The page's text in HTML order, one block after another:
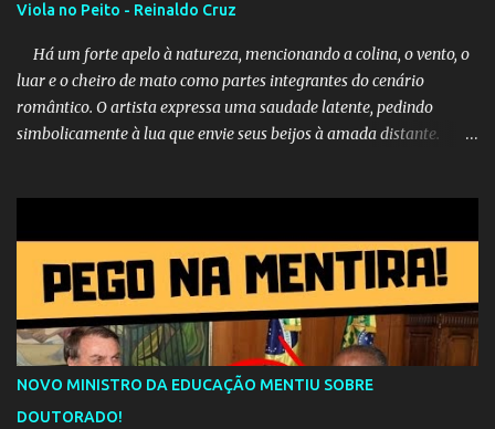
Viola no Peito - Reinaldo Cruz
Há um forte apelo à natureza, mencionando a colina, o vento, o
luar e o cheiro de mato como partes integrantes do cenário
romântico. O artista expressa uma saudade latente, pedindo
simbolicamente à lua que envie seus beijos à amada distante. A
que continuará esperando enquanto houver canções para entoar. A
obra conclui como uma promessa de fidelidade e esperança no
reencontro, unindo a tradição da viola com o sentimento universal
do amor. No geral, o vídeo apresenta uma narrativa lírica sobre a
persistência do afeto através do tempo e do espaço. YouTube
YouTube YouTube
NOVO MINISTRO DA EDUCAÇÃO MENTIU SOBRE
DOUTORADO!